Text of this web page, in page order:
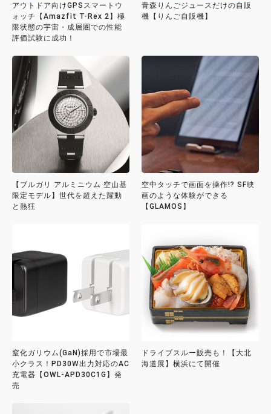
アウトドア向けGPSスマートウ
ォッチ【Amazfit T-Rex 2】極
限状態の宇宙・成層圏での性能
評価試験に成功！
青森りんごジュースだけの自販
機【りんご自販機】
【ブルガリ アルミニウム 空山基
限定モデル】世代を超えた躍動
と熱狂
空中タッチで画面を操作!? SF映
画のような体験ができる
【GLAMOS】
窒化ガリウム(GaN)採用で市場最
小クラス！PD30W出力対応のAC
充電器【OWL-APD30C1G】発
売
ドライブスルー販売も！【大北
海道展】横浜にて開催